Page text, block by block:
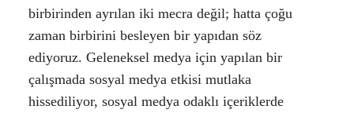
birbirinden ayrılan iki mecra değil; hatta çoğu
zaman birbirini besleyen bir yapıdan söz
ediyoruz. Geleneksel medya için yapılan bir
çalışmada sosyal medya etkisi mutlaka
hissediliyor, sosyal medya odaklı içeriklerde